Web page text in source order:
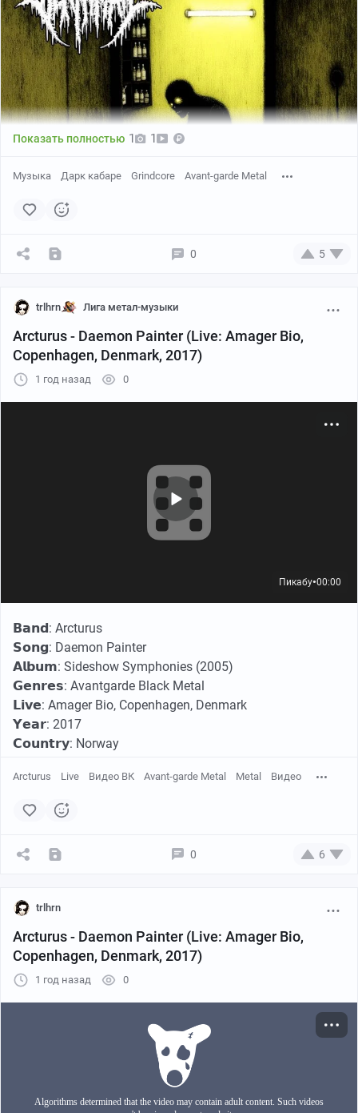
https://t.me/muz_obmylky - телега, куда нынче, без неё.
Returns — это странная, пьянящая и угрожающая
история жизни ожившего трупа, который ищет мести
торговцам органами на черном рынке и
коррумпированным полицейским, ответственным за
Послушать альбом
Показать полностью 1 1
Музыка Дарк кабаре Grindcore Avant-garde Metal
0 5
trlhrn Лига метал-музыки
Arcturus - Daemon Painter (Live: Amager Bio,
Copenhagen, Denmark, 2017)
1 год назад 0
Пикабу●00:00
𝗕𝗮𝗻𝗱: Arcturus
𝗦𝗼𝗻𝗴: Daemon Painter
𝗔𝗹𝗯𝘂𝗺: Sideshow Symphonies (2005)
𝗚𝗲𝗻𝗿𝗲𝘀: Avantgarde Black Metal
𝗟𝗶𝘃𝗲: Amager Bio, Copenhagen, Denmark
𝗬𝗲𝗮𝗿: 2017
𝗖𝗼𝘂𝗻𝘁𝗿𝘆: Norway
Arcturus Live Видео ВК Avant-garde Metal Metal Видео
0 6
trlhrn
Arcturus - Daemon Painter (Live: Amager Bio,
Copenhagen, Denmark, 2017)
1 год назад 0